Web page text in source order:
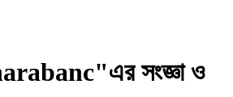
সংজ্ঞা ও